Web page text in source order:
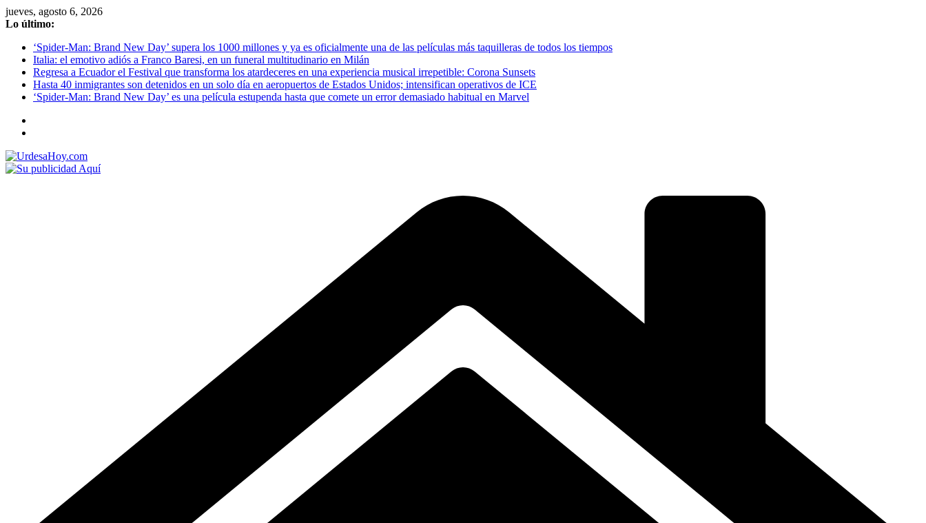
Saltar
al
jueves, agosto 6, 2026
Lo último:
‘Spider-Man: Brand New Day’ supera los 1000 millones y ya es oficialmente una de las películas más taquilleras de todos los tiempos
Italia: el emotivo adiós a Franco Baresi, en un funeral multitudinario en Milán
Regresa a Ecuador el Festival que transforma los atardeceres en una experiencia musical irrepetible: Corona Sunsets
Hasta 40 inmigrantes son detenidos en un solo día en aeropuertos de Estados Unidos; intensifican operativos de ICE
‘Spider-Man: Brand New Day’ es una película estupenda hasta que comete un error demasiado habitual en Marvel